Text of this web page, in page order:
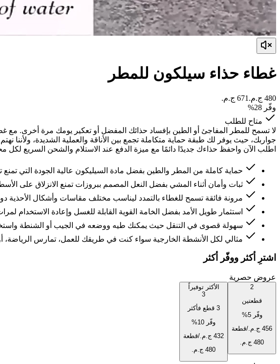
غطاء حذاء سيلكون للمطر
وفّر 28
%
متاح للطلب
لا تسمح للمطر المفاجئ أو الطين بإفساد حذائك المفضل أو تعكير يومك مرة أخرى. مع
جواربك، حيث يوفر لك طبقة حماية متكاملة تجمع بين الأناقة والعملية الشديدة،
اطلب الآن واحفظ حذاءك جديدًا دائمًا مع ميزة الدفع عند الاستلام والشحن السريع
حماية كاملة من المطر والطين بفضل مادة السيليكون عالية الجودة التي تمنع
ثبات وأمان أثناء المشي بفضل النعل المصمم ببروزات تمنع الانزلاق على
مرونة فائقة تسمح للغطاء بالتمدد ليناسب مختلف مقاسات وأشكال الأحذية
استثمار طويل الأمد بفضل الخامة القوية القابلة للغسل وإعادة الاستخدام
سهولة قصوى في التنقل حيث يمكنك طيه ووضعه في الجيب أو الشنطة
مثالي لكل الأنشطة الخارجية سواء كنت في طريقك للعمل، تمارس الرياضة،
اشترِ أكثر ووفّر أكثر
عروض حصرية
2
قطعتين
وفّر5
%
/قطعة
الأكثر توفيراً
3
3 قطع فأكثر
وفّر 10
%
/قطعة